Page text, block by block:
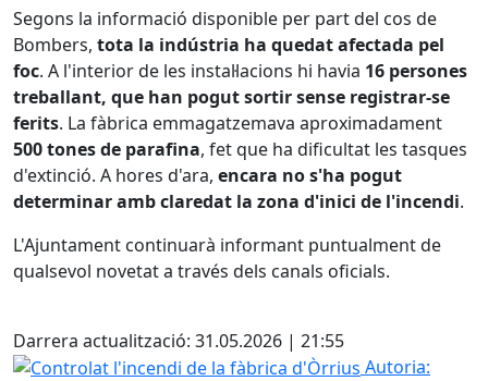
Segons la informació disponible per part del cos de
Bombers, tota la indústria ha quedat afectada pel
foc. A l'interior de les instal·lacions hi havia 16 persones
treballant, que han pogut sortir sense registrar-se
ferits. La fàbrica emmagatzemava aproximadament
500 tones de parafina, fet que ha dificultat les tasques
d'extinció. A hores d'ara, encara no s'ha pogut
determinar amb claredat la zona d'inici de l'incendi.
L'Ajuntament continuarà informant puntualment de
qualsevol novetat a través dels canals oficials.
Darrera actualització: 31.05.2026 | 21:55
Controlat l'incendi de la fàbrica d'Òrrius
Autoria: